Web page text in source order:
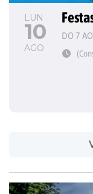
LUN
10
AGO
DO 7